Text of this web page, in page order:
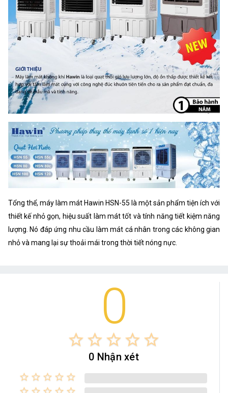
Tổng thể, máy làm mát Hawin HSN-55 là một sản phẩm tiện ích với
thiết kế nhỏ gọn, hiệu suất làm mát tốt và tính năng tiết kiệm năng
lượng. Nó đáp ứng nhu cầu làm mát cá nhân trong các không gian
nhỏ và mang lại sự thoải mái trong thời tiết nóng nực.
0
star_border star_border star_border star_border star_border
0 Nhận xét
star_border star_border star_border star_border star_border